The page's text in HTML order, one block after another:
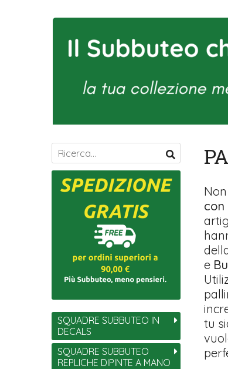
con
e
tu
SQUADRE SUBBUTEO IN
DECALS
SQUADRE SUBBUTEO
REPLICHE DIPINTE A MANO